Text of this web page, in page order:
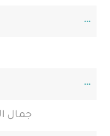
جمال